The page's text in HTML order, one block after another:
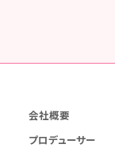
会社概要
プロデューサー